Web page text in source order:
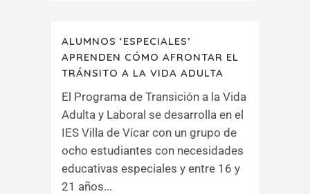
ALUMNOS ‘ESPECIALES’
APRENDEN CÓMO AFRONTAR EL
TRÁNSITO A LA VIDA ADULTA
El Programa de Transición a la Vida
Adulta y Laboral se desarrolla en el
IES Villa de Vícar con un grupo de
ocho estudiantes con necesidades
educativas especiales y entre 16 y
21 años...